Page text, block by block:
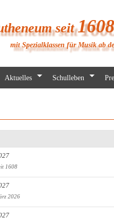
seit
mit Spezialklassen für Musik ab
Aktuelles Schulleben
1608
2026